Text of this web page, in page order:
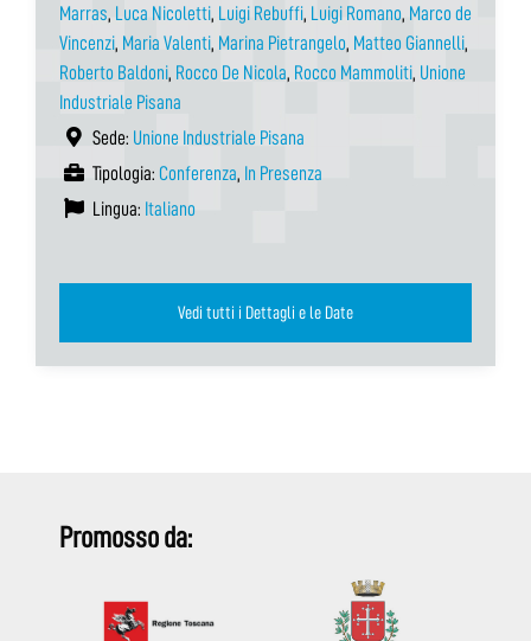
Marras, Luca Nicoletti, Luigi Rebuffi, Luigi Romano, Marco de
Vincenzi, Maria Valenti, Marina Pietrangelo, Matteo Giannelli,
Roberto Baldoni, Rocco De Nicola, Rocco Mammoliti, Unione
Industriale Pisana
Sede: Unione Industriale Pisana
Tipologia: Conferenza, In Presenza
Lingua: Italiano
Vedi tutti i Dettagli e le Date
Promosso da: